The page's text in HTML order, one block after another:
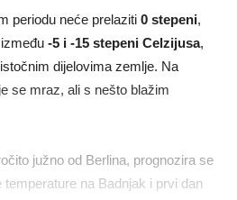
periodu neće prelaziti 0 stepeni,
-5 i -15 stepeni Celzijusa,
dijelovima zemlje. Na
se mraz, ali s nešto blažim
južno od Berlina, prognozira se
na Badnjak i prvi dan